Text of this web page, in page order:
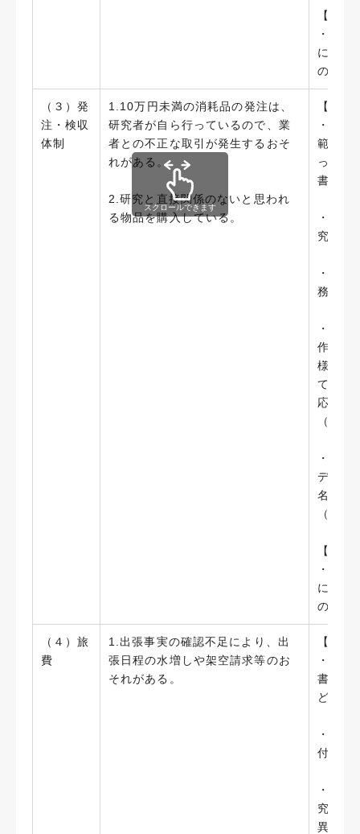
【今
・特
に、必
の確認
（３）発
注・検収
体制
1.10万円未満の消耗品の発注は、
研究者が自ら行っているので、業
者との不正な取引が発生するおそ
れがある。
2.研究と直接関係のないと思われ
る物品を購入している。
【実施
・「
範囲を
ってい
書及び
・事
究者に
・金
務担当
・特
作成、
様書や
て十分
応じて
（
・換
デオカ
名・型
（
【今
・特
に、必
の確認
（４）旅
費
1.出張事実の確認不足により、出
張日程の水増しや架空請求等のお
それがある。
【実施
・旅
書また
ど）の
・出
付書類
・「
究費補
異を少
スクロールできます